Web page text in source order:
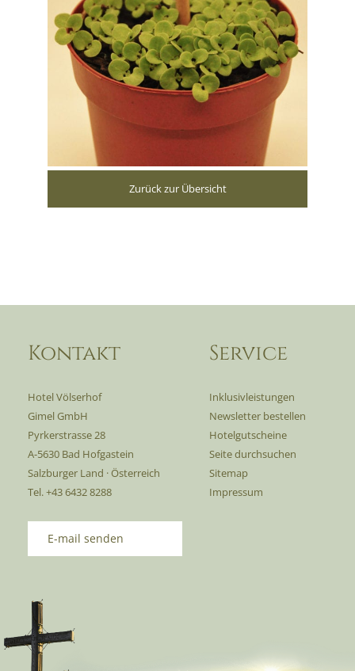
Zurück zur Übersicht
Kontakt
Hotel Völserhof
Gimel GmbH
Pyrkerstrasse 28
A-5630 Bad Hofgastein
Salzburger Land · Österreich
Tel. +43 6432 8288
E-mail senden
Service
Inklusivleistungen
Newsletter bestellen
Hotelgutscheine
Seite durchsuchen
Sitemap
Impressum